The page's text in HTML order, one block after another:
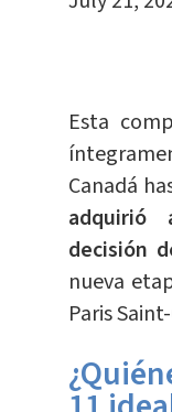
Esta
Canadá
adquirió
decisión
nueva
Paris